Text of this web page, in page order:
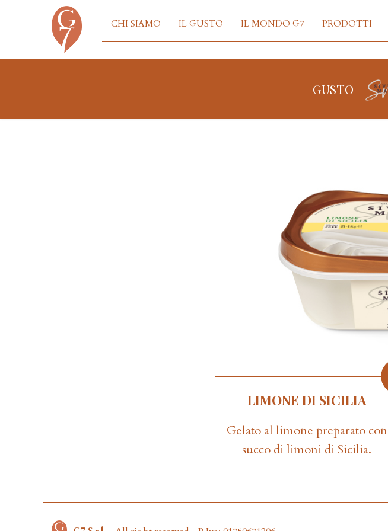
CHI SIAMO IL GUSTO IL MONDO G7 PRODOTTI
GUSTO
LIMONE DI SICILIA
Gelato al limone preparato con
succo di limoni di Sicilia.